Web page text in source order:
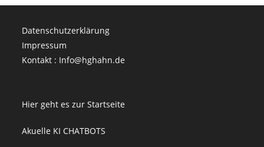
Datenschutzerklärung
Impressum
Kontakt : Info@hghahn.de
Hier geht es zur Startseite
Akuelle KI CHATBOTS